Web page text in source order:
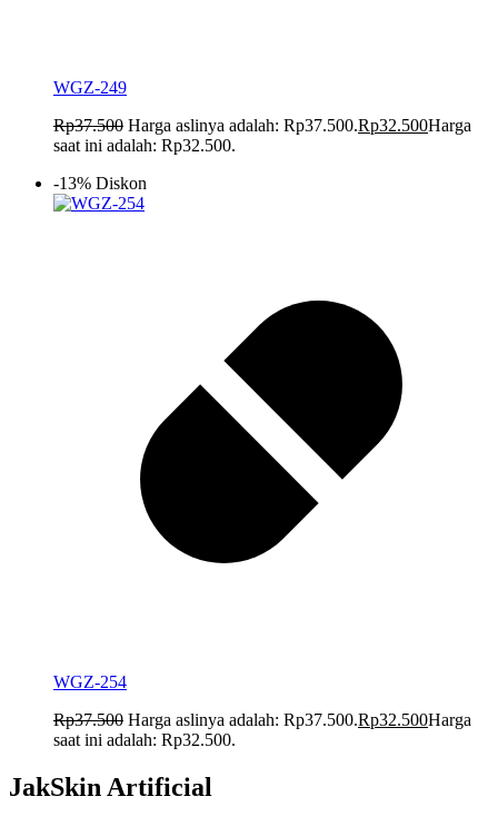
WGZ-249
Rp37.500 Harga aslinya adalah: Rp37.500.Rp32.500Harga
saat ini adalah: Rp32.500.
-13% Diskon
WGZ-254
Rp37.500 Harga aslinya adalah: Rp37.500.Rp32.500Harga
saat ini adalah: Rp32.500.
JakSkin Artificial